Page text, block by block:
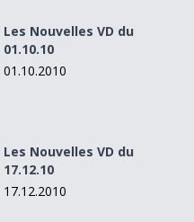
Les Nouvelles VD du
01.10.10
01.10.2010
Les Nouvelles VD du
17.12.10
17.12.2010